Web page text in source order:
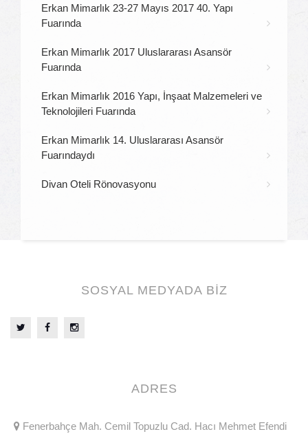
Erkan Mimarlık 23-27 Mayıs 2017 40. Yapı
Fuarında
Erkan Mimarlık 2017 Uluslararası Asansör
Fuarında
Erkan Mimarlık 2016 Yapı, İnşaat Malzemeleri ve
Teknolojileri Fuarında
Erkan Mimarlık 14. Uluslararası Asansör
Fuarındaydı
Divan Oteli Rönovasyonu
SOSYAL MEDYADA BİZ
ADRES
Fenerbahçe Mah. Cemil Topuzlu Cad. Hacı Mehmet Efendi